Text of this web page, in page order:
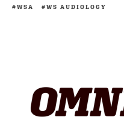
WSA
WS AUDIOLOGY